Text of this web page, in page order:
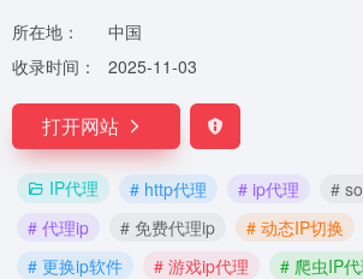
所在地：
中国
收录时间：
2025-11-03
打开网站
IP代理 # http代理 # ip代理
#
# 代理ip
# 免费代理ip # 动态IP切换
# 更换ip软件
# 游戏ip代理 # 爬虫IP